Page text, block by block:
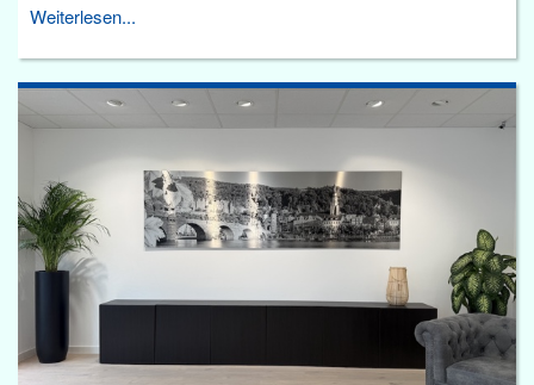
Weiterlesen...